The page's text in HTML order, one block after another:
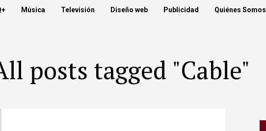
Música Televisión Diseño web Publicidad Quiénes Somos
posts tagged "Cable"